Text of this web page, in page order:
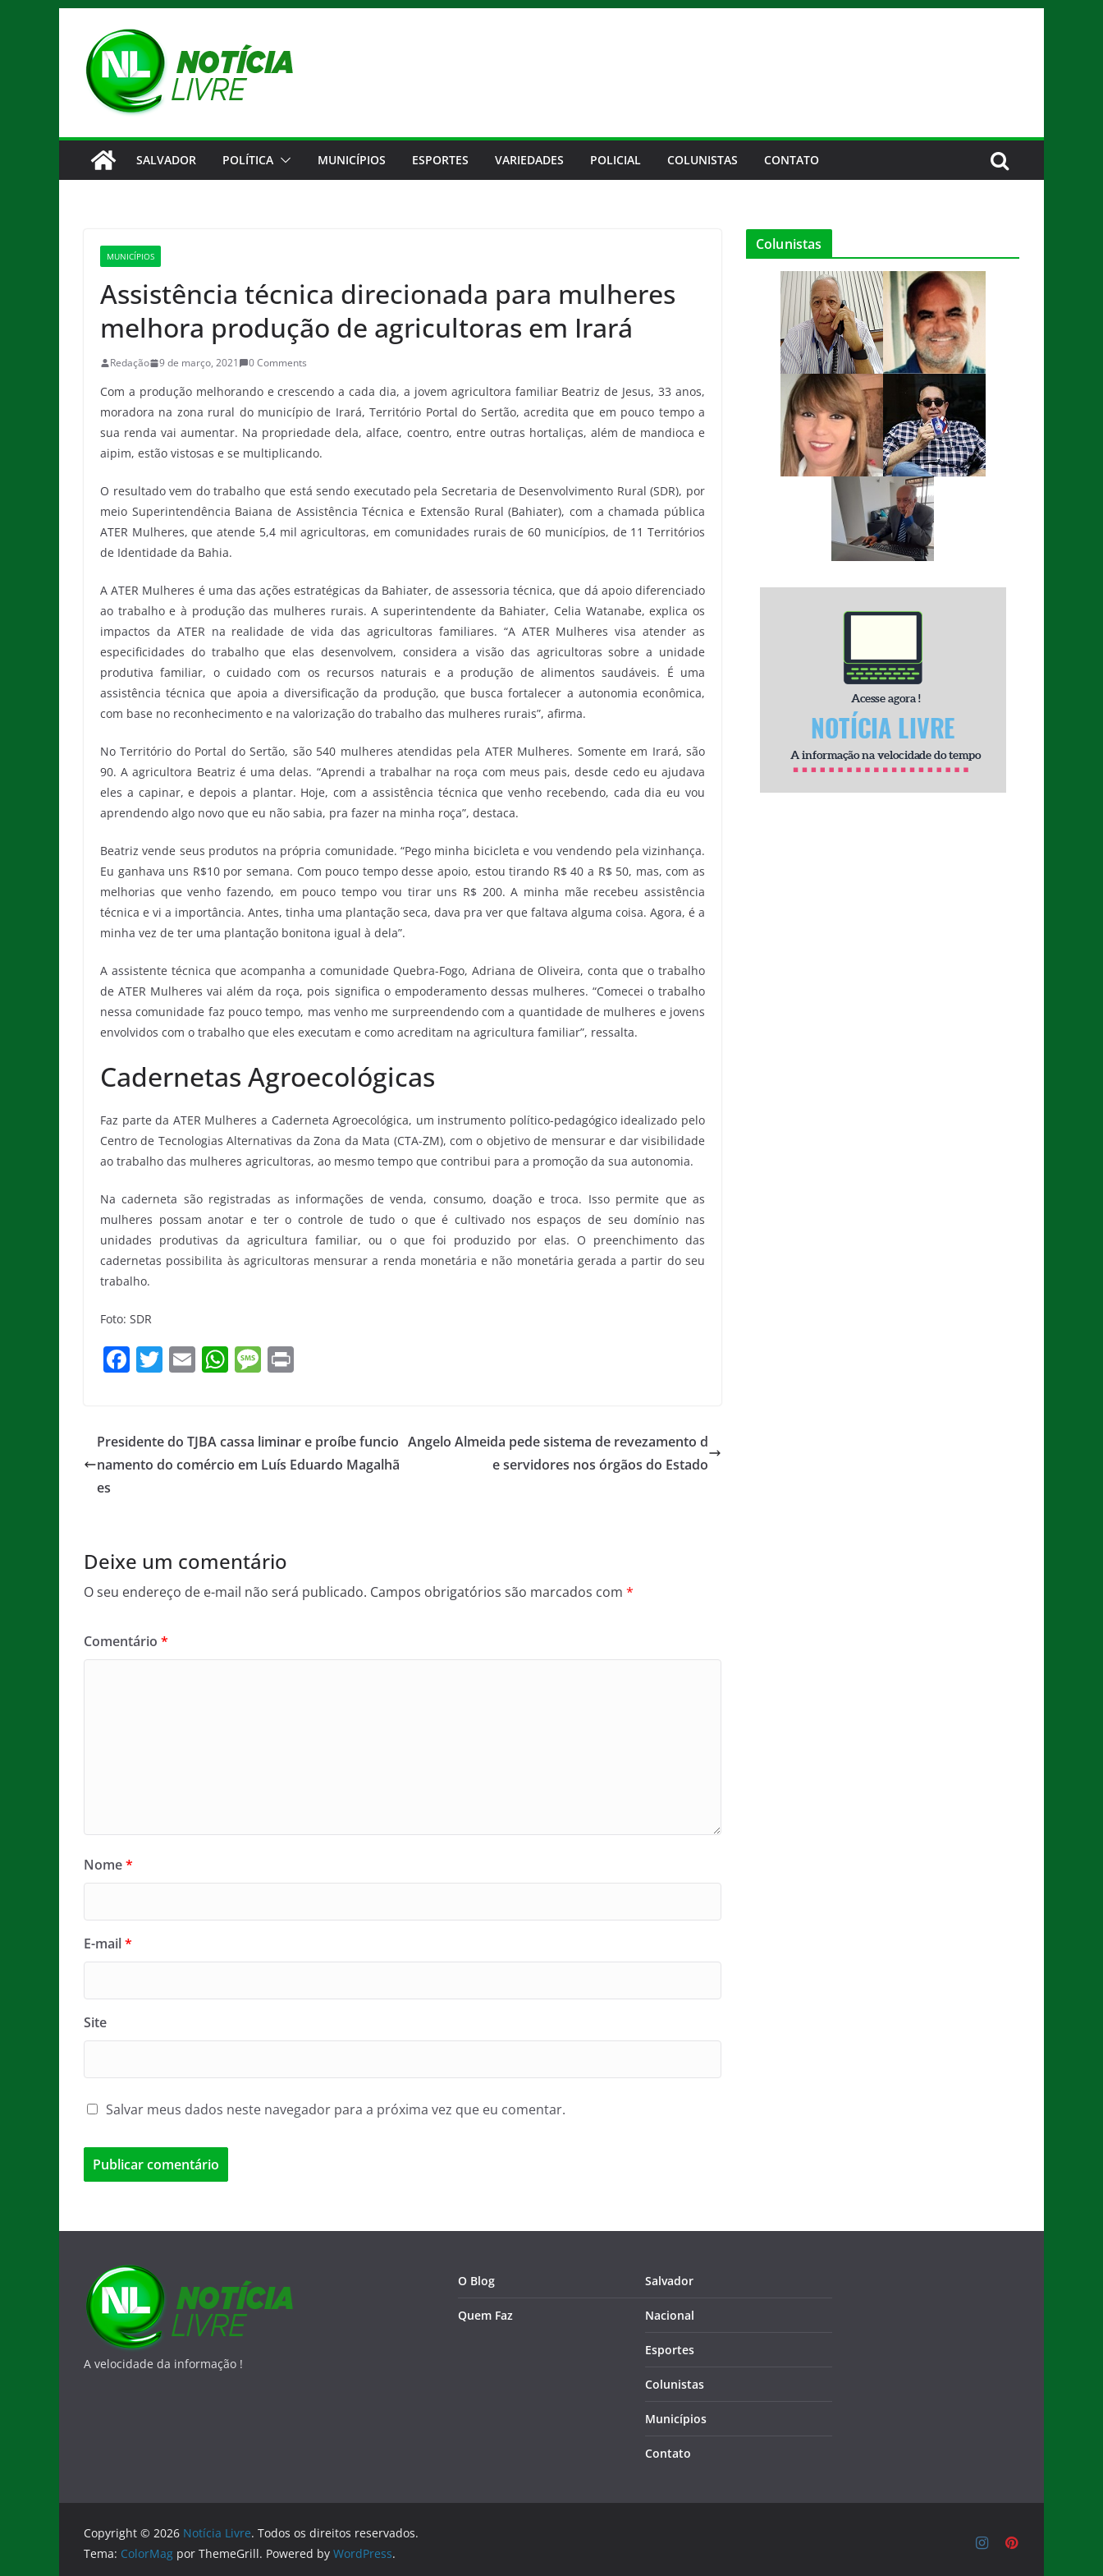
conteúdo
SALVADOR POLÍTICA MUNICÍPIOS ESPORTES VARIEDADES POLICIAL COLUNISTAS CONTATO
MUNICÍPIOS
Assistência técnica direcionada para mulheres
melhora produção de agricultoras em Irará
Redação 9 de março, 2021 0 Comments
Com a produção melhorando e crescendo a cada dia, a jovem agricultora familiar Beatriz de Jesus, 33 anos,
moradora na zona rural do município de Irará, Território Portal do Sertão, acredita que em pouco tempo a
sua renda vai aumentar. Na propriedade dela, alface, coentro, entre outras hortaliças, além de mandioca e
aipim, estão vistosas e se multiplicando.
O resultado vem do trabalho que está sendo executado pela Secretaria de Desenvolvimento Rural (SDR), por
meio Superintendência Baiana de Assistência Técnica e Extensão Rural (Bahiater), com a chamada pública
ATER Mulheres, que atende 5,4 mil agricultoras, em comunidades rurais de 60 municípios, de 11 Territórios
de Identidade da Bahia.
A ATER Mulheres é uma das ações estratégicas da Bahiater, de assessoria técnica, que dá apoio diferenciado
ao trabalho e à produção das mulheres rurais. A superintendente da Bahiater, Celia Watanabe, explica os
impactos da ATER na realidade de vida das agricultoras familiares. “A ATER Mulheres visa atender as
especificidades do trabalho que elas desenvolvem, considera a visão das agricultoras sobre a unidade
produtiva familiar, o cuidado com os recursos naturais e a produção de alimentos saudáveis. É uma
assistência técnica que apoia a diversificação da produção, que busca fortalecer a autonomia econômica,
com base no reconhecimento e na valorização do trabalho das mulheres rurais”, afirma.
No Território do Portal do Sertão, são 540 mulheres atendidas pela ATER Mulheres. Somente em Irará, são
90. A agricultora Beatriz é uma delas. “Aprendi a trabalhar na roça com meus pais, desde cedo eu ajudava
eles a capinar, e depois a plantar. Hoje, com a assistência técnica que venho recebendo, cada dia eu vou
aprendendo algo novo que eu não sabia, pra fazer na minha roça”, destaca.
Beatriz vende seus produtos na própria comunidade. “Pego minha bicicleta e vou vendendo pela vizinhança.
Eu ganhava uns R$10 por semana. Com pouco tempo desse apoio, estou tirando R$ 40 a R$ 50, mas, com as
melhorias que venho fazendo, em pouco tempo vou tirar uns R$ 200. A minha mãe recebeu assistência
técnica e vi a importância. Antes, tinha uma plantação seca, dava pra ver que faltava alguma coisa. Agora, é a
minha vez de ter uma plantação bonitona igual à dela”.
A assistente técnica que acompanha a comunidade Quebra-Fogo, Adriana de Oliveira, conta que o trabalho
de ATER Mulheres vai além da roça, pois significa o empoderamento dessas mulheres. “Comecei o trabalho
nessa comunidade faz pouco tempo, mas venho me surpreendendo com a quantidade de mulheres e jovens
envolvidos com o trabalho que eles executam e como acreditam na agricultura familiar”, ressalta.
Cadernetas Agroecológicas
Faz parte da ATER Mulheres a Caderneta Agroecológica, um instrumento político-pedagógico idealizado pelo
Centro de Tecnologias Alternativas da Zona da Mata (CTA-ZM), com o objetivo de mensurar e dar visibilidade
ao trabalho das mulheres agricultoras, ao mesmo tempo que contribui para a promoção da sua autonomia.
Na caderneta são registradas as informações de venda, consumo, doação e troca. Isso permite que as
mulheres possam anotar e ter o controle de tudo o que é cultivado nos espaços de seu domínio nas
unidades produtivas da agricultura familiar, ou o que foi produzido por elas. O preenchimento das
cadernetas possibilita às agricultoras mensurar a renda monetária e não monetária gerada a partir do seu
trabalho.
Foto: SDR
F
e
b
T
er
E
l
W
s
A
M
a
g
Presidente do TJBA cassa liminar e proíbe funcio
namento do comércio em Luís Eduardo Magalhã
es
Angelo Almeida pede sistema de revezamento d
e servidores nos órgãos do Estado
Deixe um comentário
O seu endereço de e-mail não será publicado. Campos obrigatórios são marcados com *
Comentário *
Nome*
E-mail*
Site
Salvar meus dados neste navegador para a próxima vez que eu comentar.
Colunistas
A velocidade da informação !
O Blog
Quem Faz
Salvador
Nacional
Esportes
Colunistas
Municípios
Contato
Copyright © 2026 Notícia Livre. Todos os direitos reservados.
Tema: ColorMag por ThemeGrill. Powered by WordPress.